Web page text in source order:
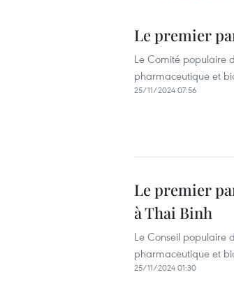
Le premier
Le Comité populaire
pharmaceutique et
25/11/2024 07:56
Le premier
à Thai Binh
Le Conseil populaire
pharmaceutique et
25/11/2024 01:30